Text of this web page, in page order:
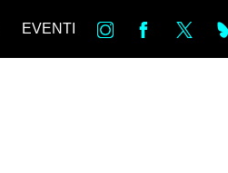
EVENTI in